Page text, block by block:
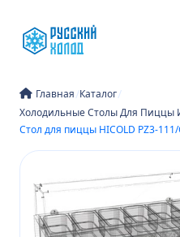
содержимому
Главная/Каталог/
Холодильные Столы Для Пиццы
Стол для пиццы HICOLD PZ3-